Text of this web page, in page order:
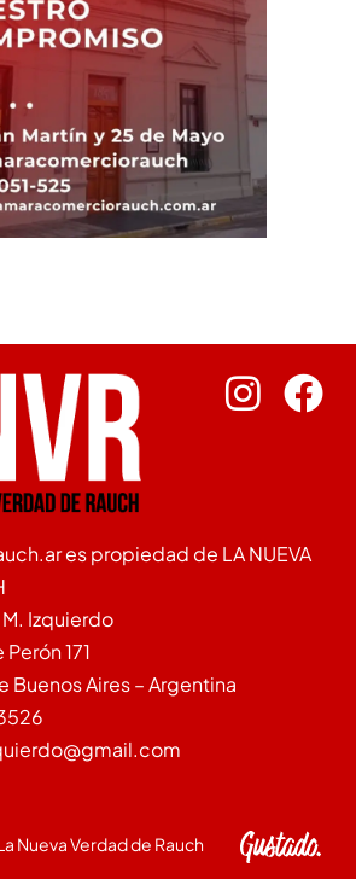
es propiedad de LA NUEVA
Izquierdo
171
Buenos Aires – Argentina
Nueva Verdad de Rauch